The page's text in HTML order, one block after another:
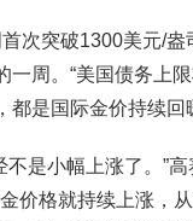
次突破1300美元/
一周。“美国债务上
都是国际金价持续
不是小幅上涨了。”高
价格就持续上涨，